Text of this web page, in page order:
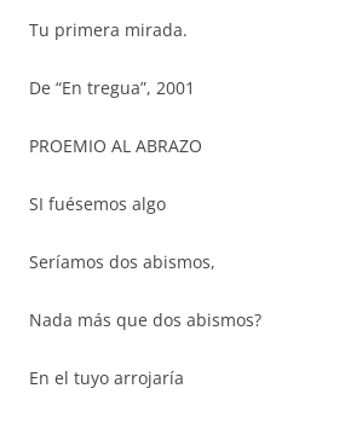
Tu primera mirada.
De “En tregua”, 2001
PROEMIO AL ABRAZO
SI fuésemos algo
Seríamos dos abismos,
Nada más que dos abismos?
En el tuyo arrojaría